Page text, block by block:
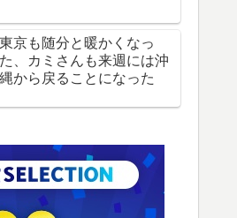
東京も随分と暖かくなっ
た、カミさんも来週には沖
縄から戻ることになった